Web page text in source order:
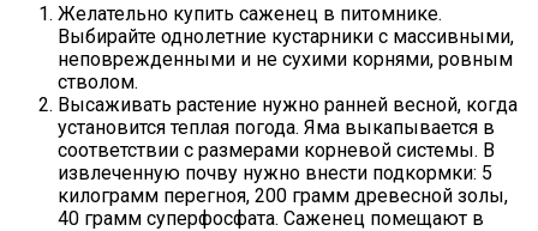
Желательно купить саженец в питомнике.
Выбирайте однолетние кустарники с массивными,
неповрежденными и не сухими корнями, ровным
стволом.
Высаживать растение нужно ранней весной, когда
установится теплая погода. Яма выкапывается в
соответствии с размерами корневой системы. В
извлеченную почву нужно внести подкормки: 5
килограмм перегноя, 200 грамм древесной золы,
40 грамм суперфосфата. Саженец помещают в